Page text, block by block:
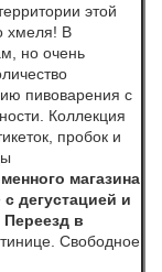
этой
хмеля! В
но очень
пивоварения с
Коллекция
пробок и
магазина
дегустацией и
Переезд в
Свободное